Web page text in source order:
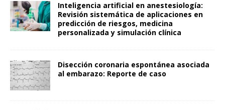
Inteligencia artificial en anestesiología:
Revisión sistemática de aplicaciones en
predicción de riesgos, medicina
personalizada y simulación clínica
Disección coronaria espontánea asociada
al embarazo: Reporte de caso